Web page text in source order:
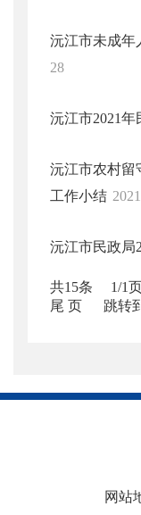
沅江市未成年
28
沅江市2021
沅江市农村留
工作小结
沅江市民政局
共15条 1/1
尾 页
跳转
网站